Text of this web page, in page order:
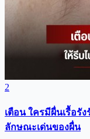
2
เตือน ใครมีผื่นเรื้อรั
ลักษณะเด่นของผื่น